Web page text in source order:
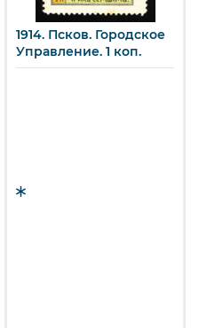
1914. Псков. Городское
Управление. 1 коп.